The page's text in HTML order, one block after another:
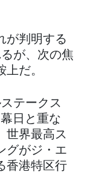
が判明する
が、次の焦
だ。
テークス
日と重な
世界最高ス
グがジ・エ
香港特区行